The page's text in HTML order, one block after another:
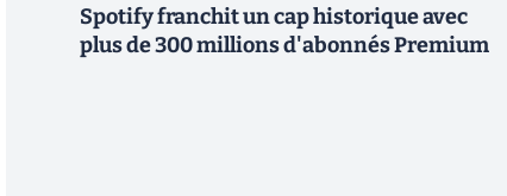
Spotify franchit un cap historique avec
plus de 300 millions d'abonnés Premium